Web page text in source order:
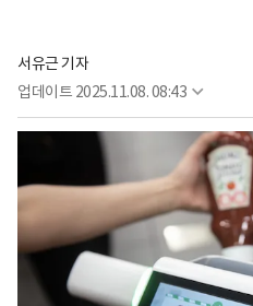
서유근 기자
업데이트 2025.11.08. 08:43